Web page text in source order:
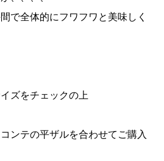
で全体的にフワフワと美味しく
ズをチェックの上
ンテの平ザルを合わせてご購入